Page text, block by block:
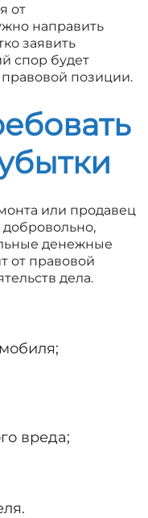
от
направить
заявить
спор будет
позиции.
или продавец
денежные
от правовой
дела.
вреда;